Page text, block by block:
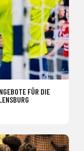
FÜR DIE